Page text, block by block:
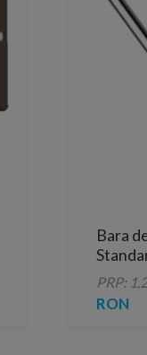
Bara
lucios
PRP:
RON